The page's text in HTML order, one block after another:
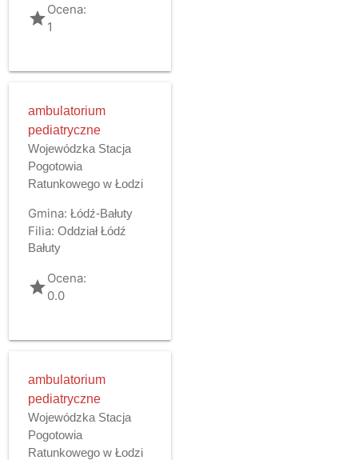
gradeOcena:
1
ambulatorium
pediatryczne
Wojewódzka Stacja
Pogotowia
Ratunkowego w Łodzi
Gmina: Łódź-Bałuty
Filia: Oddział Łódź
Bałuty
gradeOcena:
0.0
ambulatorium
pediatryczne
Wojewódzka Stacja
Pogotowia
Ratunkowego w Łodzi